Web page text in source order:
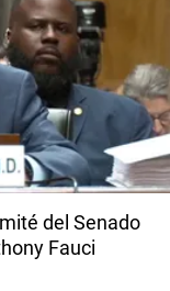
del Senado
Fauci